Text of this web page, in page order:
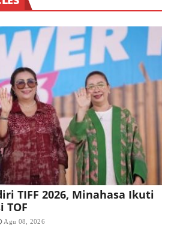
TIFF 2026, Minahasa Ikuti
TOF
Agu 08, 2026